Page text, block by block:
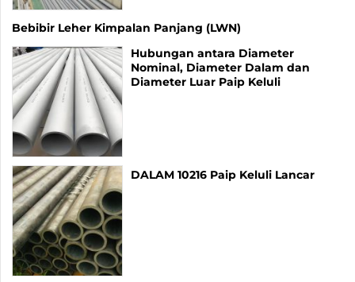
Bebibir Leher Kimpalan Panjang (LWN)
Hubungan antara Diameter
Nominal, Diameter Dalam dan
Diameter Luar Paip Keluli
DALAM 10216 Paip Keluli Lancar